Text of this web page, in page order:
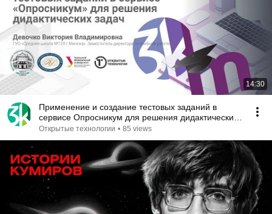
14:30
Применение и создание тестовых заданий в
сервисе Опросникум для решения дидактических
задач
Открытые технологии • 85 views